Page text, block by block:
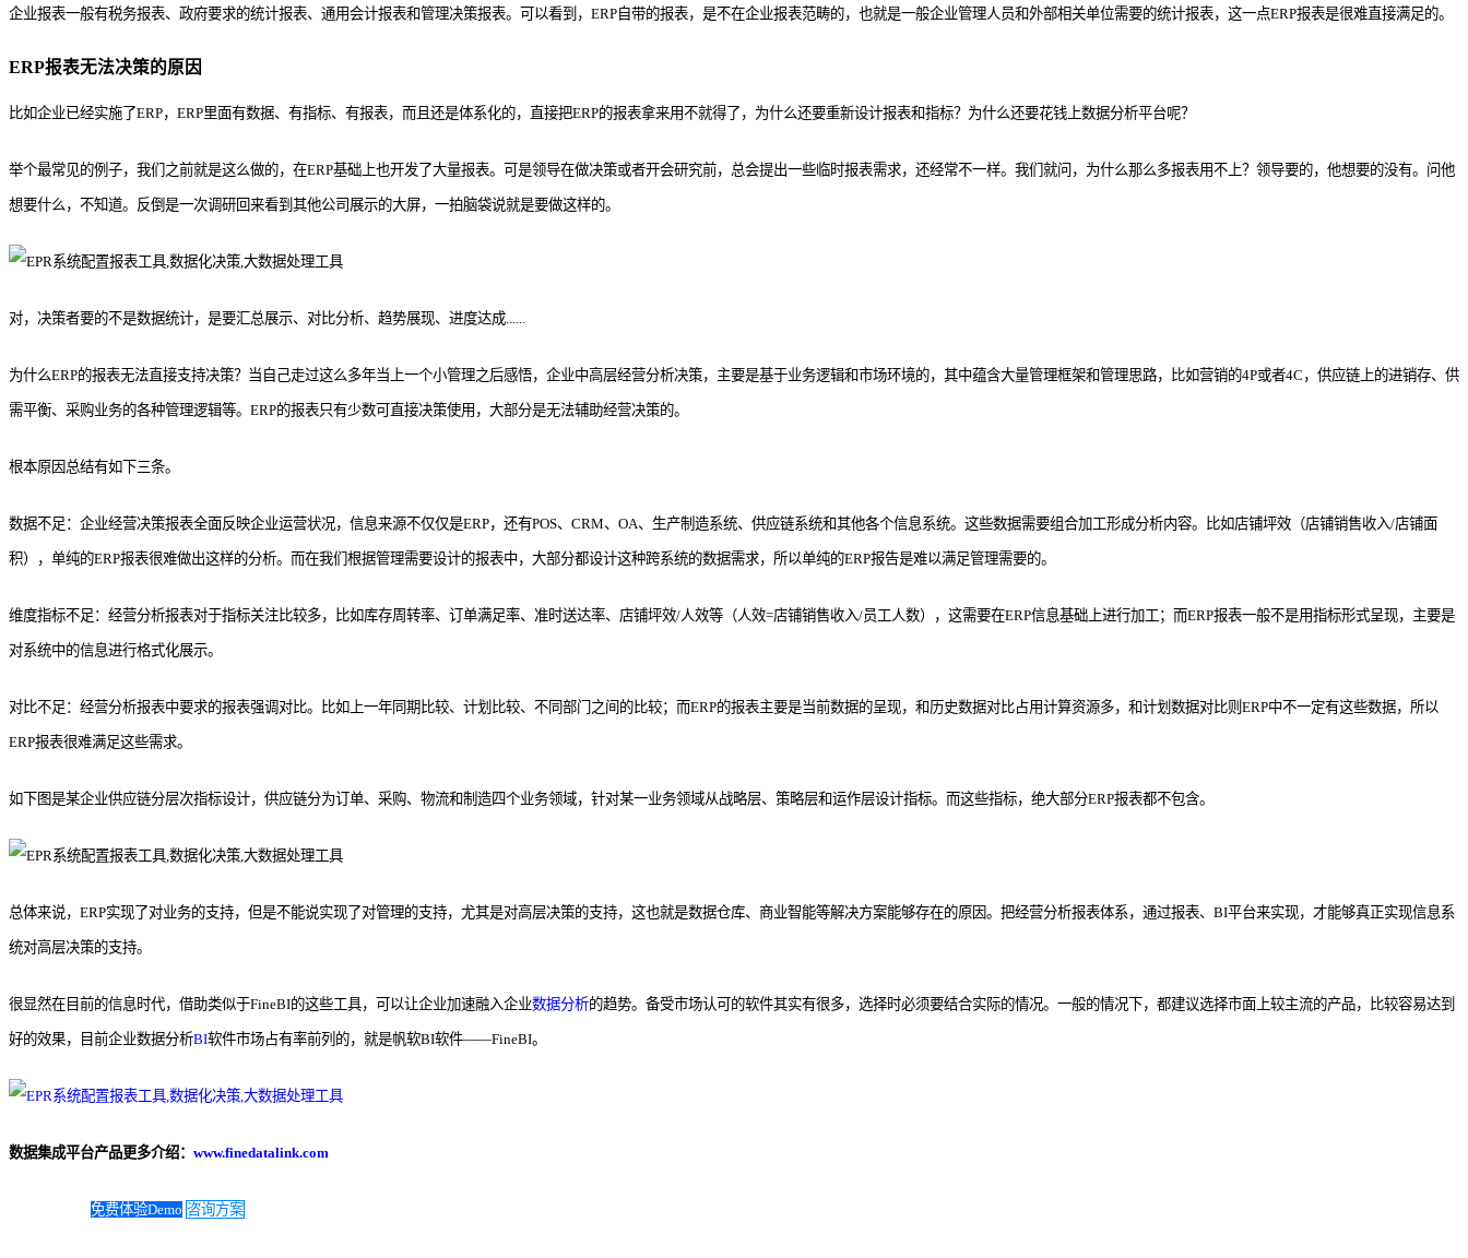
企业报表一般有税务报表、政府要求的统计报表、通用会计报表和管理决策报表。可以看到，ERP自带的报表，是不在企业报表范畴的，也就是一般企业管理人员和外部相关单位需要的统计报表，这一点ERP报表是很难直接满足的。
ERP报表无法决策的原因
比如企业已经实施了ERP，ERP里面有数据、有指标、有报表，而且还是体系化的，直接把ERP的报表拿来用不就得了，为什么还要重新设计报表和指标？为什么还要花钱上数据分析平台呢？
举个最常见的例子，我们之前就是这么做的，在ERP基础上也开发了大量报表。可是领导在做决策或者开会研究前，总会提出一些临时报表需求，还经常不一样。我们就问，为什么那么多报表用不上？领导要的，他想要的没有。问他
想要什么，不知道。反倒是一次调研回来看到其他公司展示的大屏，一拍脑袋说就是要做这样的。
对，决策者要的不是数据统计，是要汇总展示、对比分析、趋势展现、进度达成......
为什么ERP的报表无法直接支持决策？当自己走过这么多年当上一个小管理之后感悟，企业中高层经营分析决策，主要是基于业务逻辑和市场环境的，其中蕴含大量管理框架和管理思路，比如营销的4P或者4C，供应链上的进销存、供
需平衡、采购业务的各种管理逻辑等。ERP的报表只有少数可直接决策使用，大部分是无法辅助经营决策的。
根本原因总结有如下三条。
数据不足：企业经营决策报表全面反映企业运营状况，信息来源不仅仅是ERP，还有POS、CRM、OA、生产制造系统、供应链系统和其他各个信息系统。这些数据需要组合加工形成分析内容。比如店铺坪效（店铺销售收入/店铺面
积），单纯的ERP报表很难做出这样的分析。而在我们根据管理需要设计的报表中，大部分都设计这种跨系统的数据需求，所以单纯的ERP报告是难以满足管理需要的。
维度指标不足：经营分析报表对于指标关注比较多，比如库存周转率、订单满足率、准时送达率、店铺坪效/人效等（人效=店铺销售收入/员工人数），这需要在ERP信息基础上进行加工；而ERP报表一般不是用指标形式呈现，主要是
对系统中的信息进行格式化展示。
对比不足：经营分析报表中要求的报表强调对比。比如上一年同期比较、计划比较、不同部门之间的比较；而ERP的报表主要是当前数据的呈现，和历史数据对比占用计算资源多，和计划数据对比则ERP中不一定有这些数据，所以
ERP报表很难满足这些需求。
如下图是某企业供应链分层次指标设计，供应链分为订单、采购、物流和制造四个业务领域，针对某一业务领域从战略层、策略层和运作层设计指标。而这些指标，绝大部分ERP报表都不包含。
总体来说，ERP实现了对业务的支持，但是不能说实现了对管理的支持，尤其是对高层决策的支持，这也就是数据仓库、商业智能等解决方案能够存在的原因。把经营分析报表体系，通过报表、BI平台来实现，才能够真正实现信息系
统对高层决策的支持。
很显然在目前的信息时代，借助类似于FineBI的这些工具，可以让企业加速融入企业数据分析的趋势。备受市场认可的软件其实有很多，选择时必须要结合实际的情况。一般的情况下，都建议选择市面上较主流的产品，比较容易达到
好的效果，目前企业数据分析BI软件市场占有率前列的，就是帆软BI软件——FineBI。
数据集成平台产品更多介绍： www.finedatalink.com
免费体验Demo 咨询方案